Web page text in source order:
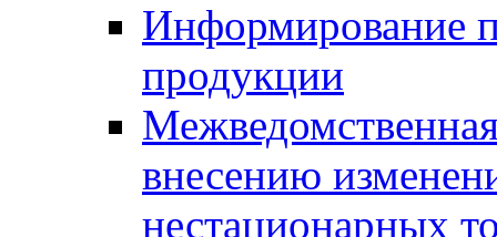
Информирование
продукции
внесению
нестационарных